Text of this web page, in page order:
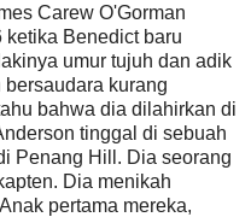
Carew O'Gorman
Benedict baru
umur tujuh dan adik
kurang
bahwa dia dilahirkan di
tinggal di sebuah
Penang Hill. Dia seorang
Dia menikah
pertama mereka,